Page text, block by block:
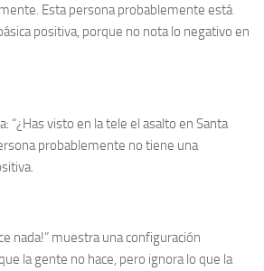
Esta persona probablemente está
positiva, porque no nota lo negativo en
“¿Has visto en la tele el asalto en Santa
probablemente no tiene una
nada!” muestra una configuración
la gente no hace, pero ignora lo que la